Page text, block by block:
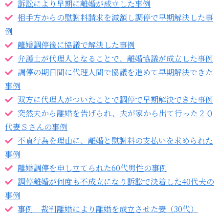
訴訟により早期に離婚が成立した事例
相手方からの慰謝料請求を減額し調停で早期解決した事
例
離婚調停後に協議で解決した事例
弁護士が代理人となることで、離婚協議が成立した事例
調停の期日間に代理人間で協議を進めて早期解決できた
事例
双方に代理人がついたことで調停で早期解決できた事例
突然夫から離婚を告げられ、夫が家から出て行った２０
代妻Ｓさんの事例
不貞行為を理由に、離婚と慰謝料の支払いを求められた
事例
離婚調停を申し立てられた60代男性の事例
調停離婚が何度も不成立になり訴訟で決着した40代夫の
事例
事例 裁判離婚により離婚を成立させた妻（30代）